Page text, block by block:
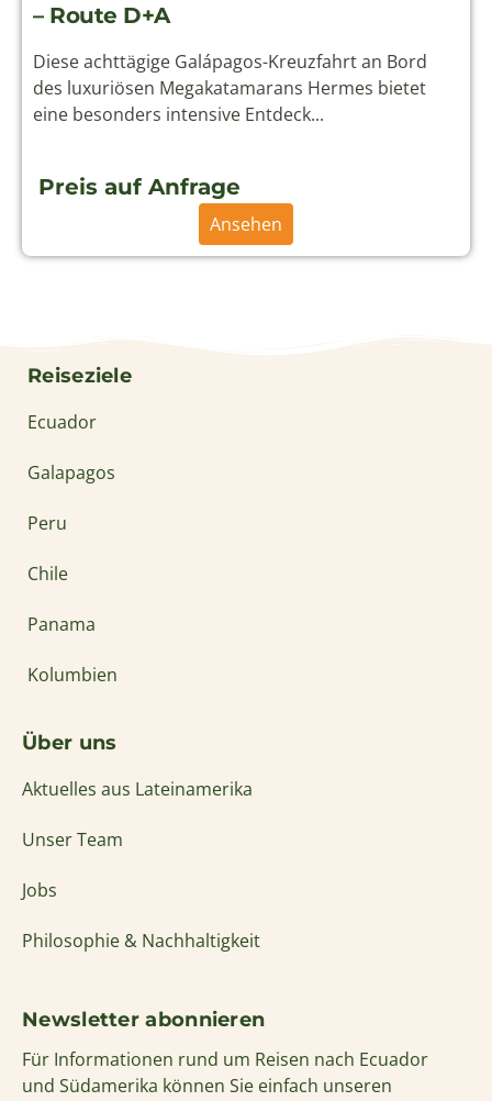
– Route D+A
Diese achttägige Galápagos-Kreuzfahrt an Bord
des luxuriösen Megakatamarans Hermes bietet
eine besonders intensive Entdeck...
Preis auf Anfrage
Ansehen
Reiseziele
Ecuador
Galapagos
Peru
Chile
Panama
Kolumbien
Über uns
Aktuelles aus Lateinamerika
Unser Team
Jobs
Philosophie & Nachhaltigkeit
Newsletter abonnieren
Für Informationen rund um Reisen nach Ecuador
und Südamerika können Sie einfach unseren